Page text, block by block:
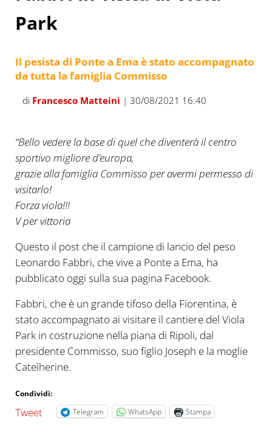
Park
Il pesista di Ponte a Ema è stato accompagnato
da tutta la famiglia Commisso
di Francesco Matteini | 30/08/2021 16:40
“Bello vedere la base di quel che diventerà il centro
sportivo migliore d’europa,
grazie alla famiglia Commisso per avermi permesso di
visitarlo!
Forza viola!!!
V per vittoria
Questo il post che il campione di lancio del peso
Leonardo Fabbri, che vive a Ponte a Ema, ha
pubblicato oggi sulla sua pagina Facebook.
Fabbri, che è un grande tifoso della Fiorentina, è
stato accompagnato ai visitare il cantiere del Viola
Park in costruzione nella piana di Ripoli, dal
presidente Commisso, suo figlio Joseph e la moglie
Cateìherine.
Condividi:
Tweet Telegram WhatsApp Stampa